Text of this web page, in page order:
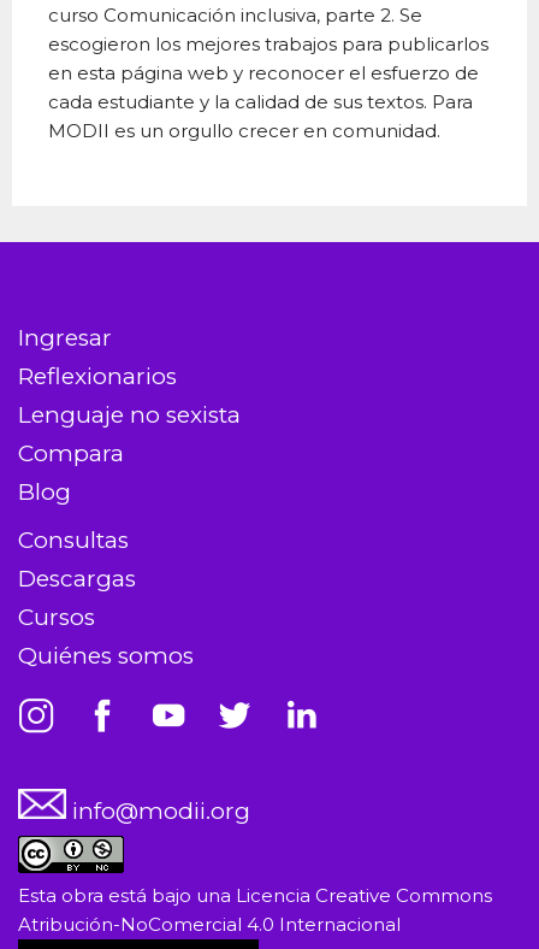
curso Comunicación inclusiva, parte 2. Se
escogieron los mejores trabajos para publicarlos
en esta página web y reconocer el esfuerzo de
cada estudiante y la calidad de sus textos. Para
MODII es un orgullo crecer en comunidad.
Ingresar
Reflexionarios
Lenguaje no sexista
Compara
Blog
Consultas
Descargas
Cursos
Quiénes somos
info@modii.org
Esta obra está bajo una Licencia Creative Commons
Atribución-NoComercial 4.0 Internacional